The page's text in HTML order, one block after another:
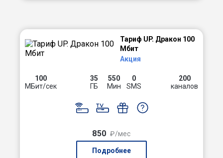
Тариф UP. Дракон 100
Мбит
Акция
100
МБит/сек
35
ГБ
550
Мин
0
SMS
200
каналов
850 ₽/мес
Подробнее